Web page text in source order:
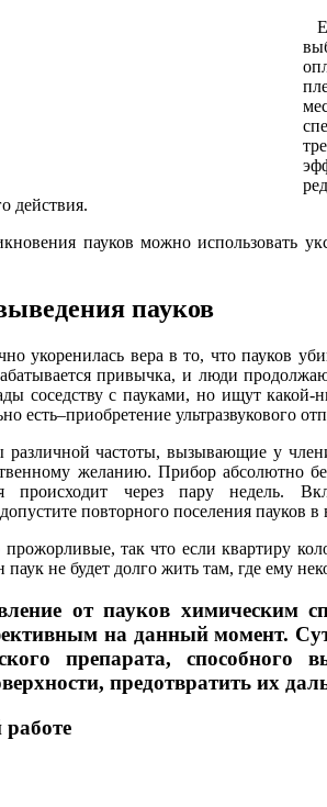
действия.
пауков можно использовать
пауков
укоренилась вера в то, что пауков
привычка, и люди
соседству с пауками, но ищут какой-
есть–приобретение ультразвукового
различной частоты, вызывающие у
желанию. Прибор абсолютно
происходит через пару недель.
повторного поселения пауков
так что если квартиру
не будет долго жить там, где ему
от пауков химическим
на данный момент.
препарата, способного
предотвратить их